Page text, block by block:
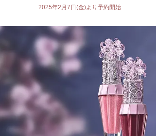
2025年2月7日(金)より予約開始